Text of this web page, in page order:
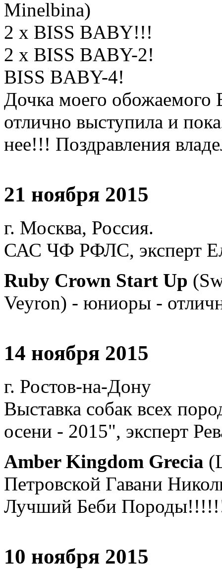
Minelbina)
2 x BISS BABY!!!
2 x BISS BABY-2!
BISS BABY-4!
Дочка моего обожаемого
отлично выступила и
нее!!! Поздравления
21 ноября 2015
г. Москва, Россия.
САС ЧФ РФЛС, эксперт
Ruby Crown Start Up
Veyron) - юниоры -
14 ноября 2015
г. Ростов-на-Дону
Выставка собак всех
осени - 2015", эксперт
Amber Kingdom Grecia
Петровской Гавани
Лучший Беби
10 ноября 2015